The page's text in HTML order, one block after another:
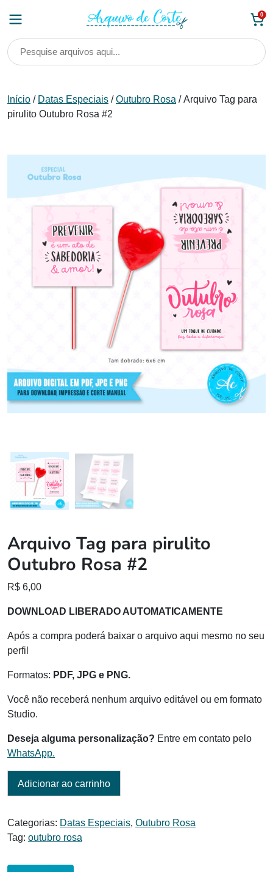
0
Início / Datas Especiais /Outubro Rosa / Arquivo Tag para
pirulito Outubro Rosa #2
Arquivo Tag para pirulito
Outubro Rosa #2
R$ 6,00
DOWNLOAD LIBERADO AUTOMATICAMENTE
Após a compra poderá baixar o arquivo aqui mesmo no seu
perfil
Formatos: PDF, JPG e PNG.
Você não receberá nenhum arquivo editável ou em formato
Studio.
Deseja alguma personalização? Entre em contato pelo
WhatsApp.
Adicionar ao carrinho
Categorias: Datas Especiais, Outubro Rosa
Tag: outubro rosa